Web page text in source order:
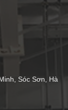
Sóc Sơn, Hà